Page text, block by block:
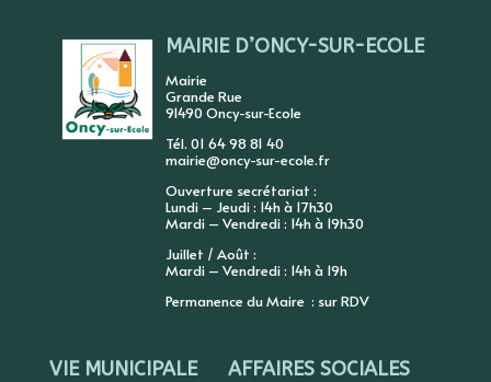
MAIRIE D’ONCY-SUR-ECOLE
Mairie
Grande Rue
91490 Oncy-sur-Ecole
Tél. 01 64 98 81 40
mairie@oncy-sur-ecole.fr
Ouverture secrétariat :
Lundi – Jeudi : 14h à 17h30
Mardi – Vendredi : 14h à 19h30
Juillet / Août :
Mardi – Vendredi : 14h à 19h
Permanence du Maire : sur RDV
VIE MUNICIPALE AFFAIRES SOCIALES